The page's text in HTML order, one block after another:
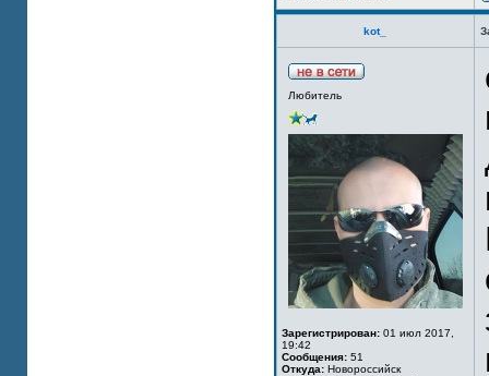
kot_
Любитель
Зарегистрирован: 01 июл 2017,
19:42
Сообщения: 51
Откуда: Новороссийск